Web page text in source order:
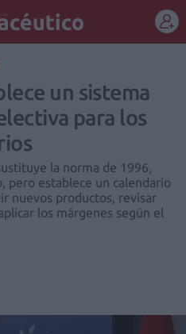
un sistema
para los
la norma de 1996,
pero establece un calendario
nuevos productos, revisar
los márgenes según el